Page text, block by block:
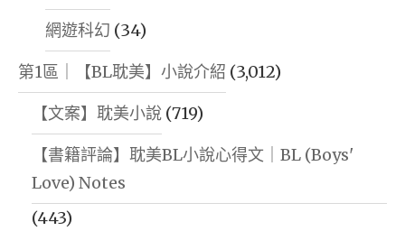
網遊科幻 (34)
第1區｜【BL耽美】小說介紹 (3,012)
【文案】耽美小說 (719)
【書籍評論】耽美BL小說心得文｜BL (Boys'
Love) Notes
(443)